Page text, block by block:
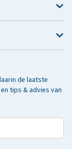
de laatste
tips & advies van